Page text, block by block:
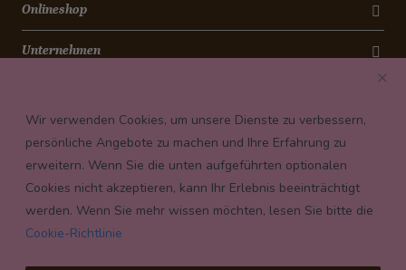
Onlineshop
Unternehmen
Payment conditions
Wir verwenden Cookies, um unsere Dienste zu verbessern,
persönliche Angebote zu machen und Ihre Erfahrung zu
erweitern. Wenn Sie die unten aufgeführten optionalen
Cookies nicht akzeptieren, kann Ihr Erlebnis beeinträchtigt
werden. Wenn Sie mehr wissen möchten, lesen Sie bitte die
Cookie-Richtlinie